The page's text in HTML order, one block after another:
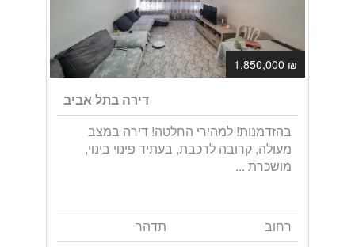
₪ 1,850,000
דירה בתל אביב
בהזדמנות! למהירי החלטה! דירה במצב
מעולה, קרובה לרכבת, בעתיד פינוי בינוי,
מושכרת ...
רחוב
תדהר